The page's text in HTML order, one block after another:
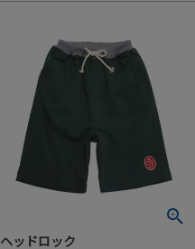
ヘッドロック